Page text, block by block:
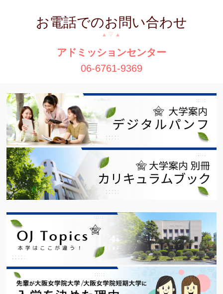
お電話でのお問い合わせ
アドミッションセンター
06-6761-9369